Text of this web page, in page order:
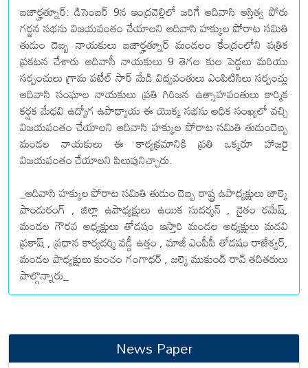
బజార్హత్నూర్: డిసెంబర్ 9న ఇంద్రవెల్లిలో జరిగే ఆదివాసి ఆస్తిత్వ పోరు
గర్జన సభను విజయవంతం చేయాలని ఆదివాసి హక్కుల పోరాట సమితి
తుడుం దెబ్బ నాయకులు బజార్హత్నూర్ మండలం కేంద్రంలోని పత్రిక
ప్రకటన చేశారు ఆదివాసీ నాయకులు 9 తెగల కుల పెద్దలు మరియు
సర్పంచులు గ్రామ పటేల్ సార్ మేడి విద్యవంతులు ఎంపిటిసిలు సర్పంచ్లు
ఆదివాసి సంఘాల నాయకులు ప్రతి గిరిజన ఉత్సాహవంతులు కార్మిక
కర్షక మేధవి ఉద్యోగ ఉపాధ్యాయ ఈ యొక్క సభను అధిక సంఖ్యలో వచ్చి
విజయవంతం చేయాలని ఆదివాసి హక్కుల పోరాట సమితి తుడుందెబ్బ
మండల నాయకులు ఈ కార్యక్రమానికి ప్రతి ఒక్కరూ హాజరై
విజయవంతం చేయాలని పిలుపునిచ్చారు.
_ఆదివాసి హక్కుల పోరాట సమితి తుడుం దెబ్బ రాష్ట్ర ఉపాధ్యక్షులు జాల్కె
పాండురంగ్ , జిల్లా ఉపాధ్యక్షులు ఉయిక సుదర్శన్ , నైతం రమేష్,
మండల గౌరవ అధ్యక్షులు తోడషం ఇస్తారి మండల అధ్యక్షులు మడవి
ప్రకాష్ , ప్రధాన కార్యదర్శి వడ్డీ ఉత్తం , మాజీ ఎంపీపీ తోడషం రాజేశ్వర్,
మండల పాధ్యక్షులు కుంచం గంగాధర్ , జల్కె ముకుంద్ రావ్ తదితరులు
పాల్గొన్నారు_
News Paper